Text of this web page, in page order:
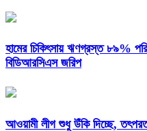
হামের চিকিৎসায় ঋণগ্রস্ত ৮৯%
বিডিআরসিএস জরিপ
আওয়ামী লীগ শুধু উঁকি দিচ্ছে,